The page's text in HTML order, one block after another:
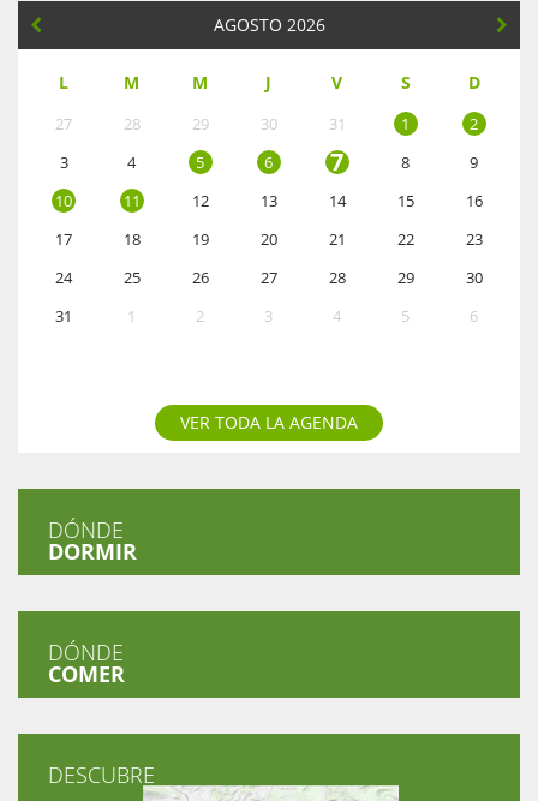
AGOSTO 2026
L M M J V S D
27 28 29 30 31 1
2
3
4 5 6 7 8
9
10
11 12 13 14 15
16
17
18 19 20 21 22
23
24
25 26 27 28 29
30
31
1 2 3 4 5 6
VER TODA LA AGENDA
DÓNDE
DORMIR
DÓNDE
COMER
DESCUBRE